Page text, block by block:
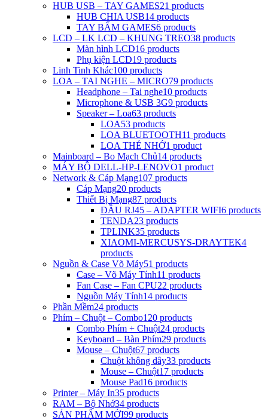
HUB USB – TAY GAMES21 products
HUB CHIA USB14 products
TAY BẤM GAMES6 products
LCD – LK LCD – KHUNG TREO38 products
Màn hình LCD16 products
Phụ kiện LCD19 products
Linh Tinh Khác100 products
LOA – TAI NGHE – MICRO79 products
Headphone – Tai nghe10 products
Microphone & USB 3G9 products
Speaker – Loa63 products
LOA53 products
LOA BLUETOOTH11 products
LOA THẺ NHỚ1 product
Mainboard – Bo Mạch Chủ14 products
MÁY BỘ DELL-HP-LENOVO1 product
Network & Cáp Mạng107 products
Cáp Mạng20 products
Thiết Bị Mạng87 products
ĐẦU RJ45 – ADAPTER WIFI6 products
TENDA23 products
TPLINK35 products
XIAOMI-MERCUSYS-DRAYTEK4
products
Nguồn & Case Võ Máy51 products
Case – Võ Máy Tính11 products
Fan Case – Fan CPU22 products
Nguồn Máy Tính14 products
Phần Mềm24 products
Phím – Chuột – Combo120 products
Combo Phím + Chuột24 products
Keyboard – Bàn Phím29 products
Mouse – Chuột67 products
Chuột không dây33 products
Mouse – Chuột17 products
Mouse Pad16 products
Printer – Máy In35 products
RAM – Bộ Nhớ34 products
SẢN PHẨM MỚI99 products